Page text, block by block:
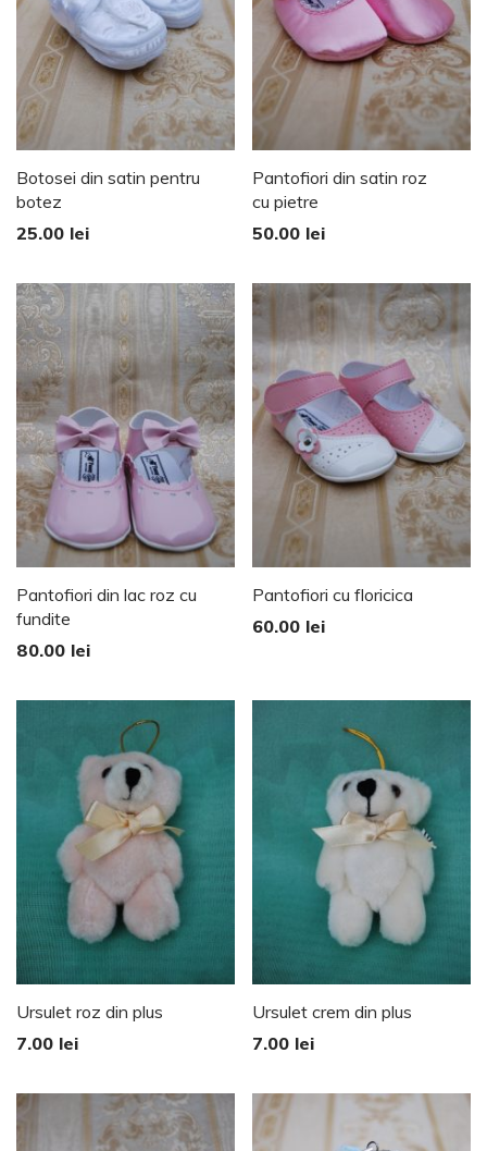
Botosei din satin pentru
botez
25.00 lei
Pantofiori din satin roz
cu pietre
50.00 lei
Pantofiori din lac roz cu
fundite
80.00 lei
Pantofiori cu floricica
60.00 lei
Ursulet roz din plus
7.00 lei
Ursulet crem din plus
7.00 lei